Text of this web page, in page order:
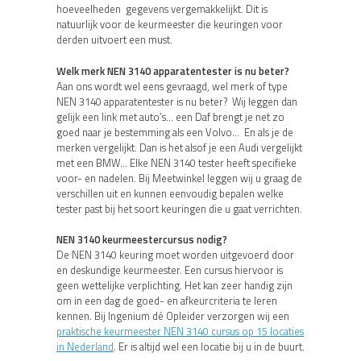
hoeveelheden gegevens vergemakkelijkt. Dit is
natuurlijk voor de keurmeester die keuringen voor
derden uitvoert een must.
Welk merk NEN 3140 apparatentester is nu beter?
Aan ons wordt wel eens gevraagd, wel merk of type
NEN 3140 apparatentester is nu beter? Wij leggen dan
gelijk een link met auto’s… een Daf brengt je net zo
goed naar je bestemming als een Volvo… En als je de
merken vergelijkt. Dan is het alsof je een Audi vergelijkt
met een BMW… Elke NEN 3140 tester heeft specifieke
voor- en nadelen. Bij Meetwinkel leggen wij u graag de
verschillen uit en kunnen eenvoudig bepalen welke
tester past bij het soort keuringen die u gaat verrichten.
NEN 3140 keurmeestercursus nodig?
De NEN 3140 keuring moet worden uitgevoerd door
en deskundige keurmeester. Een cursus hiervoor is
geen wettelijke verplichting. Het kan zeer handig zijn
om in een dag de goed- en afkeurcriteria te leren
kennen. Bij Ingenium dé Opleider verzorgen wij een
praktische keurmeester NEN 3140 cursus op 15 locaties
in Nederland. Er is altijd wel een locatie bij u in de buurt.